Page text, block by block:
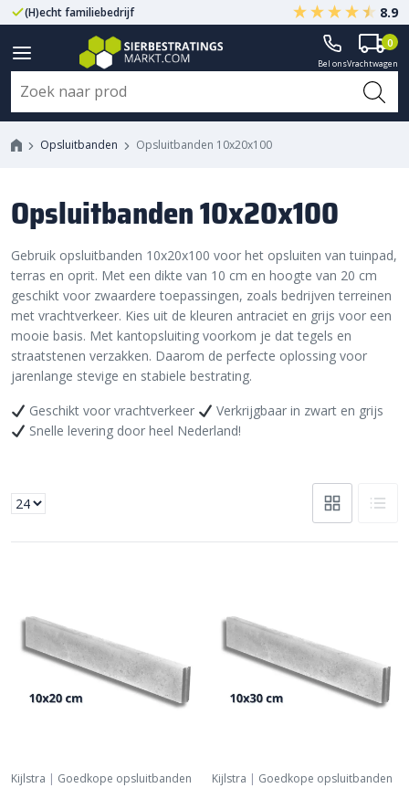
(H)echt familiebedrijf Gegarandeerd A-kwaliteit
8.9
Bel onsVrachtwagen
0
Opsluitbanden Opsluitbanden 10x20x100
Opsluitbanden 10x20x100
Gebruik opsluitbanden 10x20x100 voor het opsluiten van tuinpad,
terras en oprit. Met een dikte van 10 cm en hoogte van 20 cm
geschikt voor zwaardere toepassingen, zoals bedrijven terreinen
met vrachtverkeer. Kies uit de kleuren antraciet en grijs voor een
mooie basis. Met kantopsluiting voorkom je dat tegels en
straatstenen verzakken. Daarom de perfecte oplossing voor
jarenlange stevige en stabiele bestrating.
Geschikt voor vrachtverkeer
Verkrijgbaar in zwart en grijs
Snelle levering door heel Nederland!
Kijlstra | Goedkope opsluitbanden Kijlstra | Goedkope opsluitbanden